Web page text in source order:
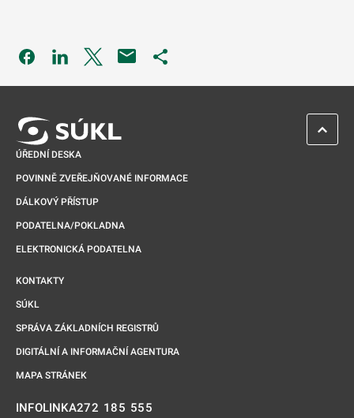
Odkaz se otevře na nové kartě
Odkaz se otevře na nové kartě
Odkaz se otevře na nové kartě
ÚŘEDNÍ DESKA
POVINNĚ ZVEŘEJŇOVANÉ INFORMACE
DÁLKOVÝ PŘÍSTUP
PODATELNA/POKLADNA
ELEKTRONICKÁ PODATELNA
KONTAKTY
SÚKL
SPRÁVA ZÁKLADNÍCH REGISTRŮ
DIGITÁLNÍ A INFORMAČNÍ AGENTURA
MAPA STRÁNEK
INFOLINKA272 185 555
ZPĚT